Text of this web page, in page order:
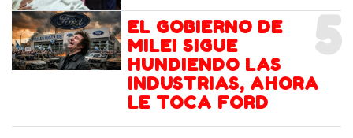
5
EL GOBIERNO DE
MILEI SIGUE
HUNDIENDO LAS
INDUSTRIAS, AHORA
LE TOCA FORD